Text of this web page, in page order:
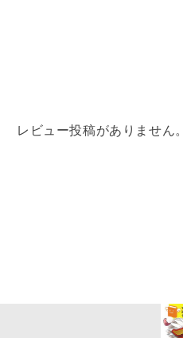
レビュー投稿がありません。